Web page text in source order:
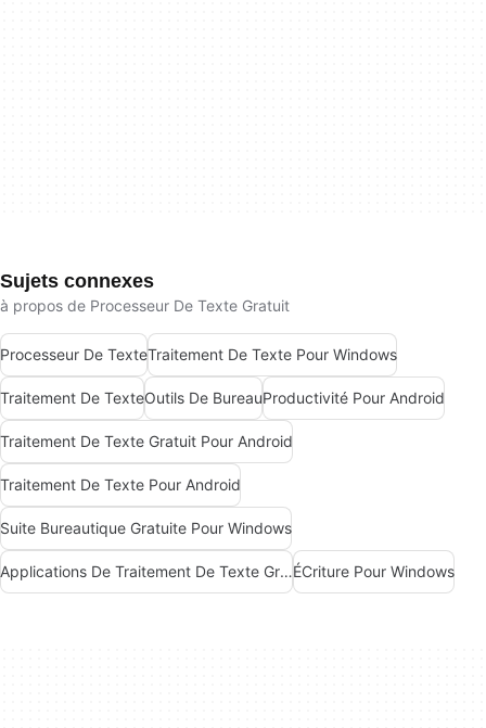
Sujets connexes
à propos de Processeur De Texte Gratuit
Processeur De TexteTraitement De Texte Pour Windows
Traitement De TexteOutils De BureauProductivité Pour Android
Traitement De Texte Gratuit Pour Android
Traitement De Texte Pour Android
Suite Bureautique Gratuite Pour Windows
Applications De Traitement De Texte Gratuites Pour AndroidÉCriture Pour Windows